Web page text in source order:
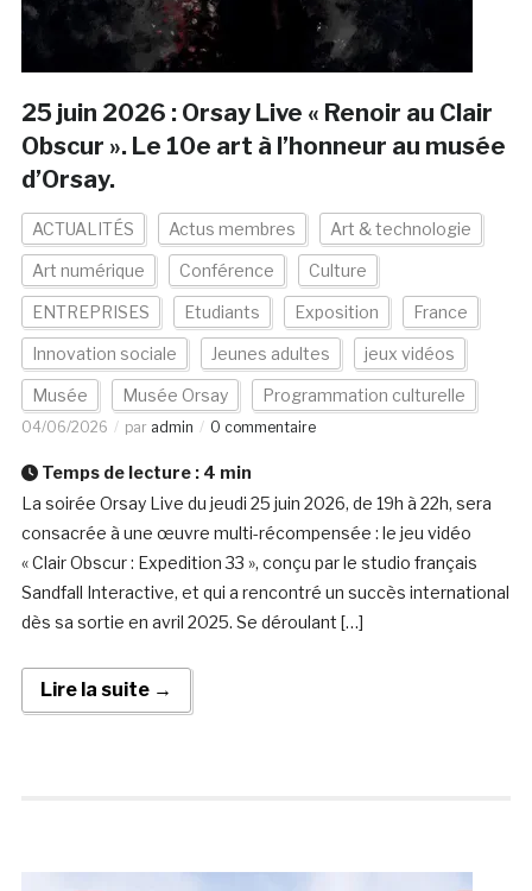
25 juin 2026 : Orsay Live « Renoir au Clair
Obscur ». Le 10e art à l’honneur au musée
d’Orsay.
ACTUALITÉS Actus membres Art & technologie
Art numérique Conférence Culture
ENTREPRISES Etudiants Exposition France
Innovation sociale Jeunes adultes jeux vidéos
Musée Musée Orsay Programmation culturelle
04/06/2026 par admin 0 commentaire
Temps de lecture : 4 min
La soirée Orsay Live du jeudi 25 juin 2026, de 19h à 22h, sera
consacrée à une œuvre multi-récompensée : le jeu vidéo
« Clair Obscur : Expedition 33 », conçu par le studio français
Sandfall Interactive, et qui a rencontré un succès international
dès sa sortie en avril 2025. Se déroulant […]
Lire la suite →